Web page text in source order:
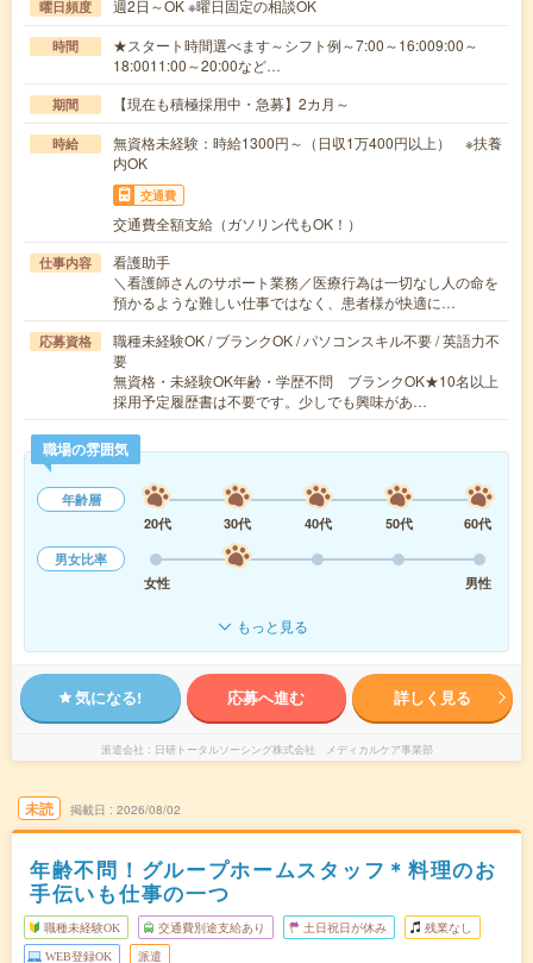
曜日頻度 週2日～OK ※曜日固定の相談OK
時間
★スタート時間選べます～シフト例～7:00～16:009:00～
18:0011:00～20:00など…
期間 【現在も積極採用中・急募】2カ月～
時給
無資格未経験：時給1300円～（日収1万400円以上） ※扶養
内OK
交通費
交通費全額支給（ガソリン代もOK！）
仕事内容
看護助手
＼看護師さんのサポート業務／医療行為は一切なし人の命を
預かるような難しい仕事ではなく、患者様が快適に…
応募資格
職種未経験OK / ブランクOK / パソコンスキル不要 / 英語力不
要
無資格・未経験OK年齢・学歴不問 ブランクOK★10名以上
採用予定履歴書は不要です。少しでも興味があ…
職場の雰囲気
年齢層
20代
30代 40代 50代
60代
男女比率
女性
男性
もっと見る
気になる! 応募へ進む 詳しく見る
派遣会社 日研トータルソーシング株式会社 メディカルケア事業部
未読 掲載日 2026/08/02
年齢不問！グループホームスタッフ＊料理のお
手伝いも仕事の一つ
職種未経験OK 交通費別途支給あり 土日祝日が休み 残業なし
WEB登録OK 派遣